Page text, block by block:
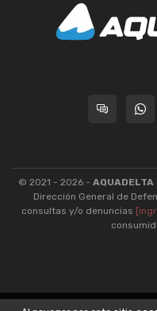
© 2021 - 2026 - AQUADELTA
Dirección General de
consultas y/o denuncias